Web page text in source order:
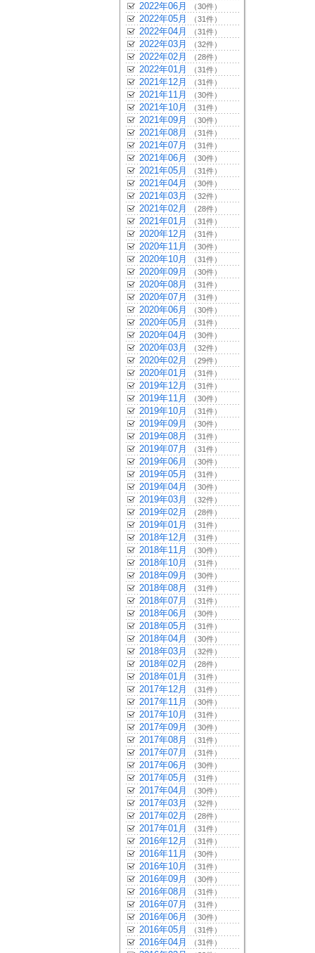
2022年06月 （30件）
2022年05月 （31件）
2022年04月 （31件）
2022年03月 （32件）
2022年02月 （28件）
2022年01月 （31件）
2021年12月 （31件）
2021年11月 （30件）
2021年10月 （31件）
2021年09月 （30件）
2021年08月 （31件）
2021年07月 （31件）
2021年06月 （30件）
2021年05月 （31件）
2021年04月 （30件）
2021年03月 （32件）
2021年02月 （28件）
2021年01月 （31件）
2020年12月 （31件）
2020年11月 （30件）
2020年10月 （31件）
2020年09月 （30件）
2020年08月 （31件）
2020年07月 （31件）
2020年06月 （30件）
2020年05月 （31件）
2020年04月 （30件）
2020年03月 （32件）
2020年02月 （29件）
2020年01月 （31件）
2019年12月 （31件）
2019年11月 （30件）
2019年10月 （31件）
2019年09月 （30件）
2019年08月 （31件）
2019年07月 （31件）
2019年06月 （30件）
2019年05月 （31件）
2019年04月 （30件）
2019年03月 （32件）
2019年02月 （28件）
2019年01月 （31件）
2018年12月 （31件）
2018年11月 （30件）
2018年10月 （31件）
2018年09月 （30件）
2018年08月 （31件）
2018年07月 （31件）
2018年06月 （30件）
2018年05月 （31件）
2018年04月 （30件）
2018年03月 （32件）
2018年02月 （28件）
2018年01月 （31件）
2017年12月 （31件）
2017年11月 （30件）
2017年10月 （31件）
2017年09月 （30件）
2017年08月 （31件）
2017年07月 （31件）
2017年06月 （30件）
2017年05月 （31件）
2017年04月 （30件）
2017年03月 （32件）
2017年02月 （28件）
2017年01月 （31件）
2016年12月 （31件）
2016年11月 （30件）
2016年10月 （31件）
2016年09月 （30件）
2016年08月 （31件）
2016年07月 （31件）
2016年06月 （30件）
2016年05月 （31件）
2016年04月 （31件）